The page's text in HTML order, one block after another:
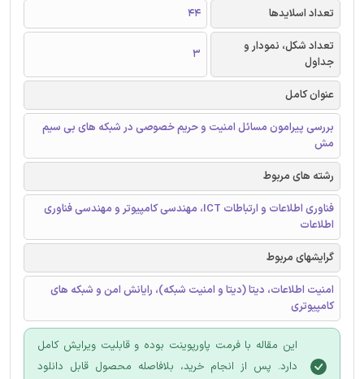
تعداد اسلایدها
44
تعداد شکل، نمودار و
جداول
3
عنوان کامل
بررسی پیرامون مسائل امنیت و حریم خصوصی در شبکه های بی سیم
مش
رشته های مربوط
فناوری اطلاعات و ارتباطات ICT، مهندسی کامپیوتر و مهندسی فناوری
اطلاعات
گرایشهای مربوط
امنیت اطلاعات، دیتا (دیتا و امنیت شبکه)، رایانش امن و شبکه های
کامپیوتری
این مقاله با فرمت پاورپوینت بوده و قابلیت ویرایش کامل
دارد. پس از انجام خرید، بلافاصله محصول قابل دانلود